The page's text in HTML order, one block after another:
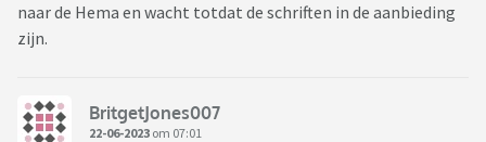
naar de Hema en wacht totdat de schriften in de aanbieding
zijn.
BritgetJones007
22-06-2023 om 07:01